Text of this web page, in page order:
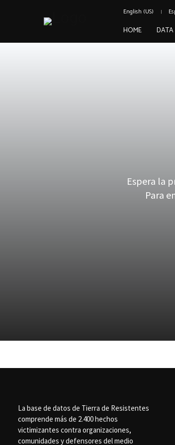
English (US)
HOME DATA
Espera la
Para
La base de datos de Tierra de Resistentes
comprende más de 2.400 hechos
victimizantes contra organizaciones,
comunidades y defensores del medio